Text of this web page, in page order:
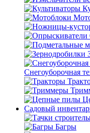
Снегоуборочная
Садовый
Багры